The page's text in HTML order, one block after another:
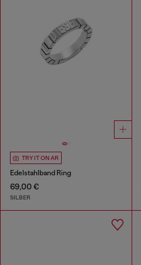
TRY IT ON AR
Edelstahlband Ring
69,00 €
SILBER